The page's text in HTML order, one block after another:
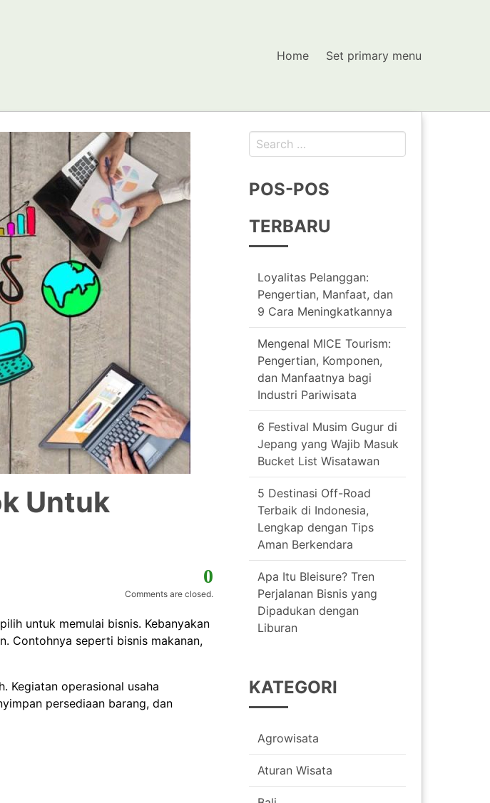
Home Set primary menu
Untuk
0
Comments are closed.
untuk memulai bisnis. Kebanyakan
Contohnya seperti bisnis makanan,
Kegiatan operasional usaha
persediaan barang, dan
POS-POS
TERBARU
Loyalitas Pelanggan:
Pengertian, Manfaat, dan
9 Cara Meningkatkannya
Mengenal MICE Tourism:
Pengertian, Komponen,
dan Manfaatnya bagi
Industri Pariwisata
6 Festival Musim Gugur di
Jepang yang Wajib Masuk
Bucket List Wisatawan
5 Destinasi Off-Road
Terbaik di Indonesia,
Lengkap dengan Tips
Aman Berkendara
Apa Itu Bleisure? Tren
Perjalanan Bisnis yang
Dipadukan dengan
Liburan
KATEGORI
Agrowisata
Aturan Wisata